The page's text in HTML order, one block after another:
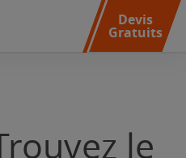
Devis
Gratuits
le